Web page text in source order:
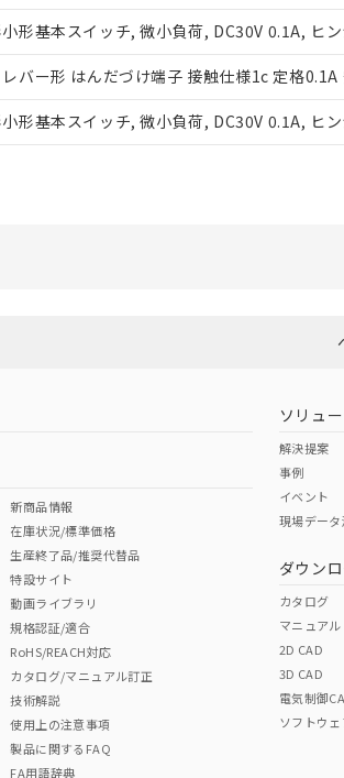
形基本スイッチ, 微小負荷, DC30V 0.1A, ヒ
レバー形 はんだづけ端子 接触仕様1c 定格0.1A
形基本スイッチ, 微小負荷, DC30V 0.1A, ヒ
新商品情報
在庫状況/標準価格
生産終了品/推奨代替品
特設サイト
動画ライブラリ
規格認証/適合
RoHS/REACH対応
カタログ/マニュアル訂正
技術解説
使用上の注意事項
製品に関するFAQ
FA用語辞典
ソリュ
解決提案
事例
イベント
現場デー
ダウン
カタログ
マニュアル
2D CAD
3D CAD
電気制御
ソフトウェ